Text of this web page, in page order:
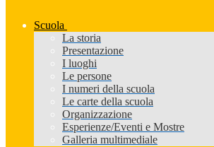
Scuola
La storia
Presentazione
I luoghi
Le persone
I numeri della scuola
Le carte della scuola
Organizzazione
Esperienze/Eventi e Mostre
Galleria multimediale